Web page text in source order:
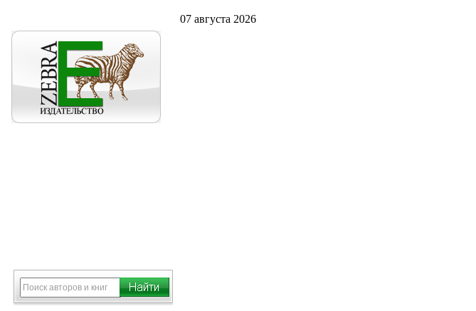
07 августа 2026